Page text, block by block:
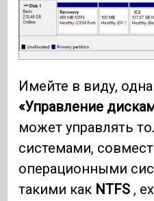
Имейте в виду,
«Управление
может управлять
системами,
операционными
такими как NTFS ,